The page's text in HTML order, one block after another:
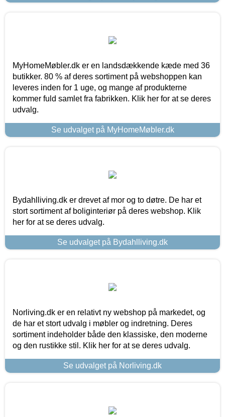
MyHomeMøbler.dk er en landsdækkende kæde med 36
butikker. 80 % af deres sortiment på webshoppen kan
leveres inden for 1 uge, og mange af produkterne
kommer fuld samlet fra fabrikken. Klik her for at se deres
udvalg.
Se udvalget på MyHomeMøbler.dk
Bydahlliving.dk er drevet af mor og to døtre. De har et
stort sortiment af boliginteriør på deres webshop. Klik
her for at se deres udvalg.
Se udvalget på Bydahlliving.dk
Norliving.dk er en relativt ny webshop på markedet, og
de har et stort udvalg i møbler og indretning. Deres
sortiment indeholder både den klassiske, den moderne
og den rustikke stil. Klik her for at se deres udvalg.
Se udvalget på Norliving.dk